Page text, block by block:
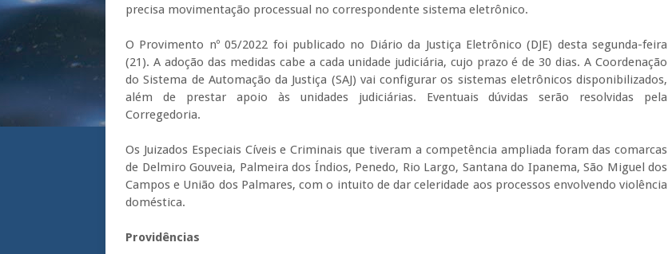
precisa movimentação processual no correspondente sistema eletrônico.
O Provimento nº 05/2022 foi publicado no Diário da Justiça Eletrônico (DJE) desta segunda-feira
(21). A adoção das medidas cabe a cada unidade judiciária, cujo prazo é de 30 dias. A Coordenação
do Sistema de Automação da Justiça (SAJ) vai configurar os sistemas eletrônicos disponibilizados,
além de prestar apoio às unidades judiciárias. Eventuais dúvidas serão resolvidas pela
Corregedoria.
Os Juizados Especiais Cíveis e Criminais que tiveram a competência ampliada foram das comarcas
de Delmiro Gouveia, Palmeira dos Índios, Penedo, Rio Largo, Santana do Ipanema, São Miguel dos
Campos e União dos Palmares, com o intuito de dar celeridade aos processos envolvendo violência
doméstica.
Providências